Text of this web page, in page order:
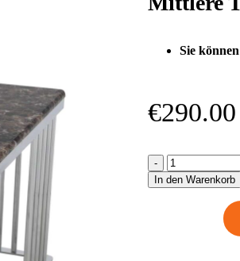
Sie
€290.00
In den Warenkorb